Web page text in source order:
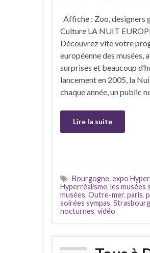
Affiche : Zoo, designers
Culture LA NUIT
Découvrez vite votre
européenne des musées,
surprises et beaucoup
lancement en 2005, la
chaque année, un public
Lire la suite
Bourgogne, expo
Hyperréalisme, les musées
musées, Outre-mer, paris,
soirées sympas, Strasbourg
nocturnes, vidéo